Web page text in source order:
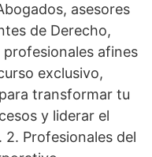
asesores
de Derecho,
afines
exclusivo,
transformar tu
y liderar el
Profesionales del